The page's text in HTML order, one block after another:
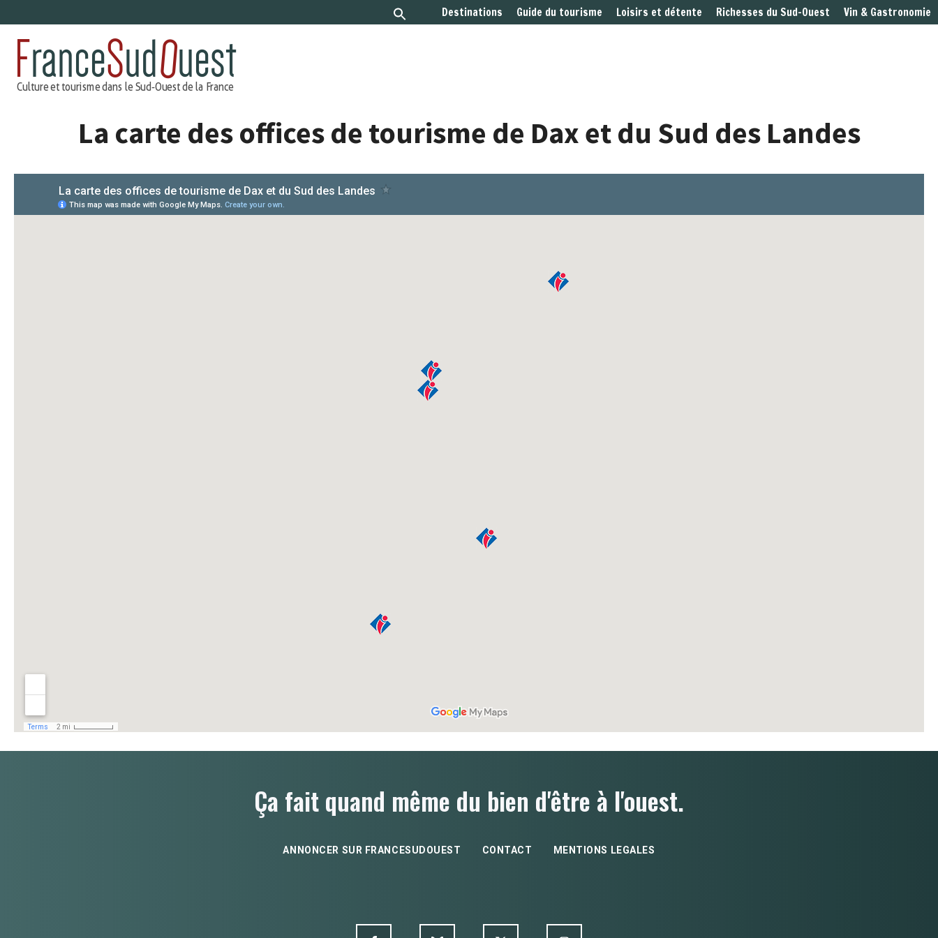
au
contenu
Destinations Guide du tourisme Loisirs et détente Richesses du Sud-Ouest Vin & Gastronomie
La carte des offices de tourisme de Dax et du Sud des Landes
Ça fait quand même du bien d'être à l'ouest.
ANNONCER SUR FRANCESUDOUEST CONTACT MENTIONS LEGALES